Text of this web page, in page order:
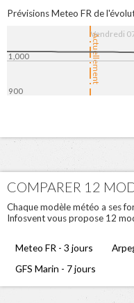
Prévisions Meteo FR de
Actuellement
Vendredi
900
1,000
COMPARER 12
Chaque modèle météo a ses
Infosvent vous propose 12
Meteo FR - 3 jours
GFS Marin - 7 jours